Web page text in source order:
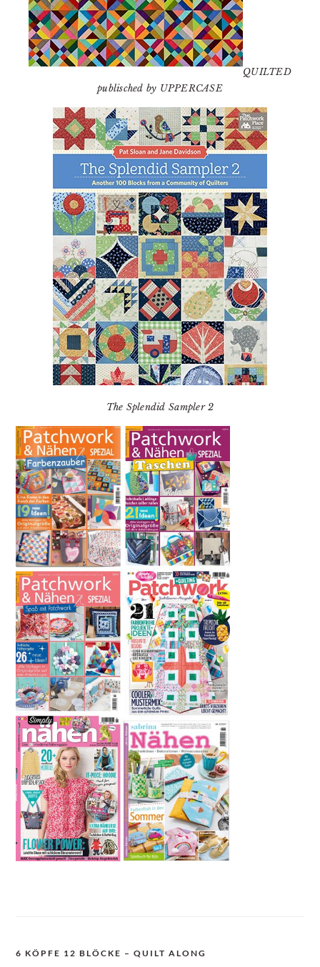
QUILTED
publisched by UPPERCASE
The Splendid Sampler 2
6 KÖPFE 12 BLÖCKE – QUILT ALONG